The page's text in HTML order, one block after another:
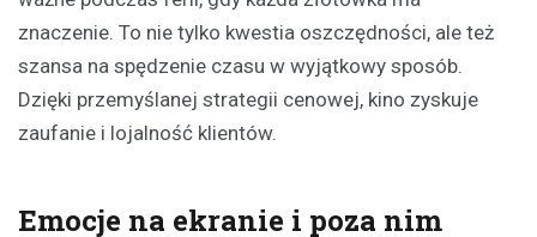
znaczenie. To nie tylko kwestia oszczędności, ale też
szansa na spędzenie czasu w wyjątkowy sposób.
Dzięki przemyślanej strategii cenowej, kino zyskuje
zaufanie i lojalność klientów.
Emocje na ekranie i poza nim